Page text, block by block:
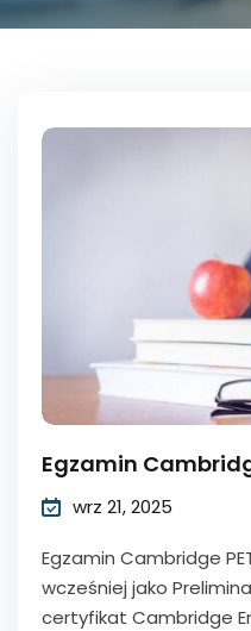
Egzamin
wrz 21, 2025
Egzamin Cambridge
wcześniej jako
certyfikat Cambridge